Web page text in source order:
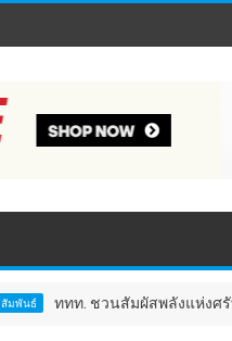
ชวนสัมผัสพลังแห่งศรัทธา ร่วมงา